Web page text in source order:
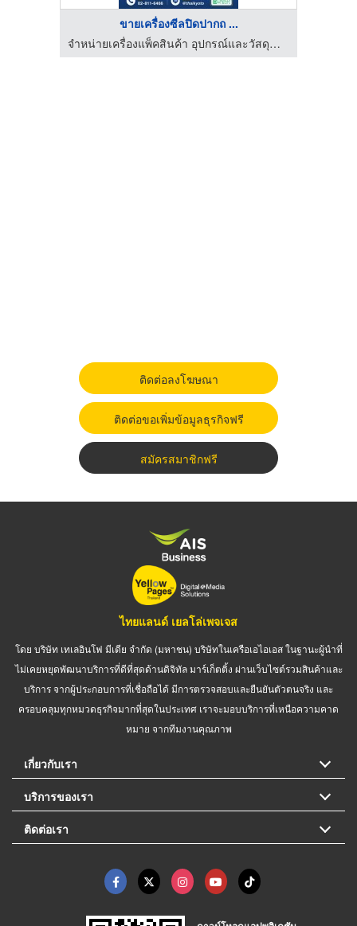
ขายเครื่องซีลปิดปากถ ...
จำหน่ายเครื่องแพ็คสินค้า อุปกรณ์และวัสดุสำหรับงานหีบห่อสินค้า
ติดต่อลงโฆษณา
ติดต่อขอเพิ่มข้อมูลธุรกิจฟรี
สมัครสมาชิกฟรี
ไทยแลนด์ เยลโล่เพจเจส
โดย บริษัท เทเลอินโฟ มีเดีย จำกัด (มหาชน) บริษัทในเครือเอไอเอส ในฐานะผู้นำที่
ไม่เคยหยุดพัฒนาบริการที่ดีที่สุดด้านดิจิทัล มาร์เก็ตติ้ง ผ่านเว็บไซต์รวมสินค้าและ
บริการ จากผู้ประกอบการที่เชื่อถือได้ มีการตรวจสอบและยืนยันตัวตนจริง และ
ครอบคลุมทุกหมวดธุรกิจมากที่สุดในประเทศ เราจะมอบบริการที่เหนือความคาด
หมาย จากทีมงานคุณภาพ
เกี่ยวกับเรา
บริการของเรา
ติดต่อเรา